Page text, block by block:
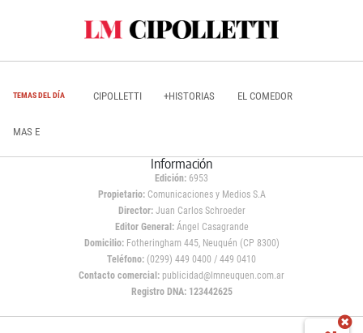
TEMAS DEL DÍA CIPOLLETTI +HISTORIAS EL COMEDOR
MAS E
Información
Edición: 6953
Propietario:Comunicaciones y Medios S.A
Director: Juan Carlos Schroeder
Editor General:Ángel Casagrande
Domicilio:Fotheringham 445, Neuquén (CP 8300)
Teléfono: (0299) 449 0400 / 449 0410
Contacto comercial: publicidad@lmneuquen.com.ar
Registro DNA: 123442625